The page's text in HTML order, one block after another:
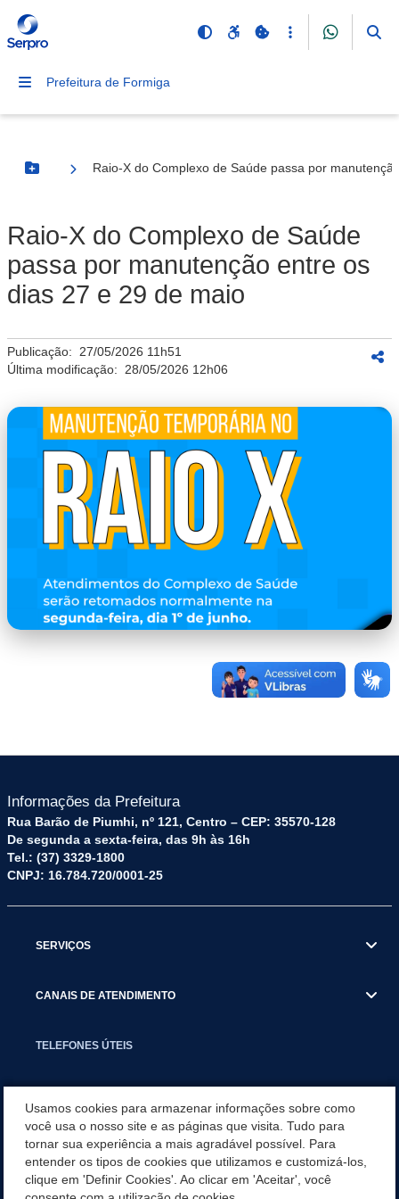
Prefeitura de Formiga
Botão Menu
Raio-X do Complexo de Saúde passa por
Raio-X do Complexo de Saúde
passa por manutenção entre os
dias 27 e 29 de maio
Publicação: 27/05/2026 11h51
Última modificação: 28/05/2026 12h06
Informações da Prefeitura
Rua Barão de Piumhi, nº 121, Centro – CEP: 35570-128
De segunda a sexta-feira, das 9h às 16h
Tel.: (37) 3329-1800
CNPJ: 16.784.720/0001-25
SERVIÇOS
CANAIS DE ATENDIMENTO
TELEFONES ÚTEIS
NOTÍCIAS
APLICATIVO
Usamos cookies para armazenar informações sobre como
você usa o nosso site e as páginas que visita. Tudo para
tornar sua experiência a mais agradável possível. Para
entender os tipos de cookies que utilizamos e customizá-los,
clique em 'Definir Cookies'. Ao clicar em 'Aceitar', você